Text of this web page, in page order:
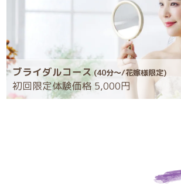
ブライダルコース (40分～/花嫁様限定)
初回限定体験価格 5,000円